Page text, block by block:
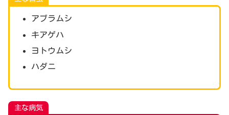
アブラムシ
キアゲハ
ヨトウムシ
ハダニ
主な病気